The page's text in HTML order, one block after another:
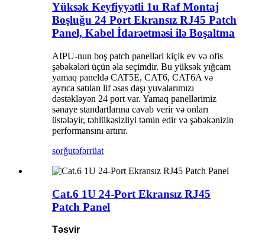
Yüksək Keyfiyyətli 1u Raf Montaj
Boşluğu 24 Port Ekransız RJ45 Patch
Panel, Kabel İdarəetməsi ilə Boşaltma
AIPU-nun boş patch panelləri kiçik ev və ofis
şəbəkələri üçün əla seçimdir. Bu yüksək yığcam
yamaq paneldə CAT5E, CAT6, CAT6A və
ayrıca satılan lif əsas daşı yuvalarımızı
dəstəkləyən 24 port var. Yamaq panellərimiz
sənaye standartlarına cavab verir və onları
üstələyir, təhlükəsizliyi təmin edir və şəbəkənizin
performansını artırır.
sorğutəfərrüat
Cat.6 1U 24-Port Ekransız RJ45
Patch Panel
Təsvir